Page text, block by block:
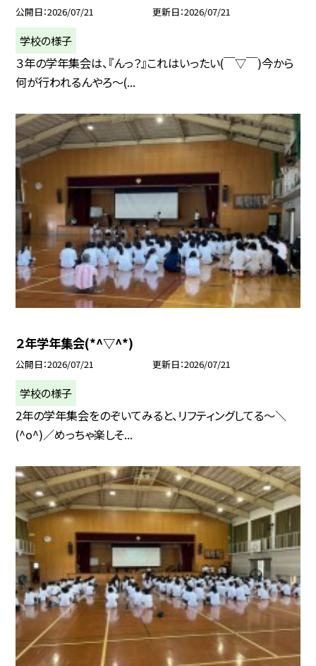
公開日 2026/07/21 更新日 2026/07/21
学校の様子
３年の学年集会は、『んっ？』これはいったい(￣▽￣)今から
何が行われるんやろ～(...
２年学年集会(*^▽^*)
公開日 2026/07/21 更新日 2026/07/21
学校の様子
2年の学年集会をのぞいてみると、リフティングしてる～＼
(^o^)／めっちゃ楽しそ...